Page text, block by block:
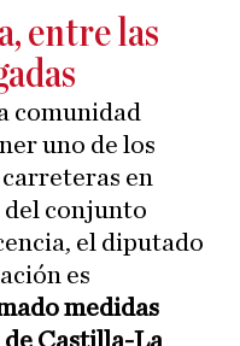
entre las
comunidad
uno de los
en
del conjunto
el diputado
es
medidas
Castilla-La